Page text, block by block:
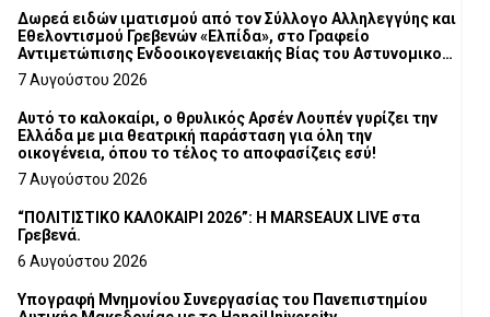
Δωρεά ειδών ιματισμού από τον Σύλλογο Αλληλεγγύης και
Εθελοντισμού Γρεβενών «Ελπίδα», στο Γραφείο
Αντιμετώπισης Ενδοοικογενειακής Βίας του Αστυνομικού
Τμήματος Γρεβενών
7 Αυγούστου 2026
Αυτό το καλοκαίρι, ο θρυλικός Αρσέν Λουπέν γυρίζει την
Ελλάδα με μια θεατρική παράσταση για όλη την
οικογένεια, όπου το τέλος το αποφασίζεις εσύ!
7 Αυγούστου 2026
“ΠΟΛΙΤΙΣΤΙΚΟ ΚΑΛΟΚΑΙΡΙ 2026”: Η MARSEAUX LIVE στα
Γρεβενά.
6 Αυγούστου 2026
Υπογραφή Μνημονίου Συνεργασίας του Πανεπιστημίου